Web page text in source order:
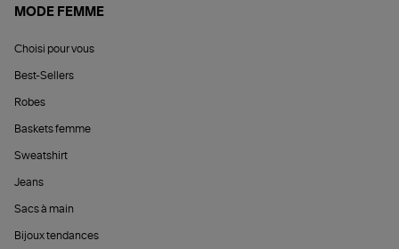
MODE FEMME
Choisi pour vous
Best-Sellers
Robes
Baskets femme
Sweatshirt
Jeans
Sacs à main
Bijoux tendances